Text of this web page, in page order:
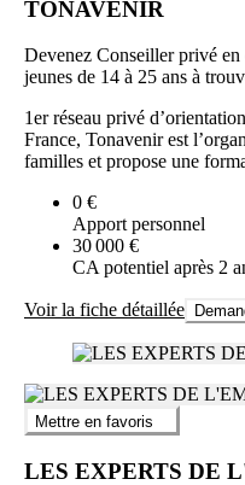
TONAVENIR
Devenez Conseiller privé
jeunes de 14 à 25 ans à
1er réseau privé
France, Tonavenir est
familles et propose une
0 €
Apport personnel
30 000 €
CA potentiel après 2
Voir la fiche détaillée
Mettre en favoris
LES EXPERTS DE